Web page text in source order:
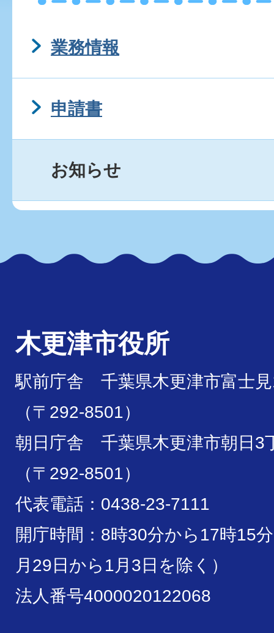
業務情報
申請書
お知らせ
木更津市役所
駅前庁舎 千葉県木更津市富士
（〒292-8501）
朝日庁舎 千葉県木更津市朝日3
（〒292-8501）
代表電話：0438-23-7111
開庁時間：8時30分から17時15
月29日から1月3日を除く）
法人番号4000020122068